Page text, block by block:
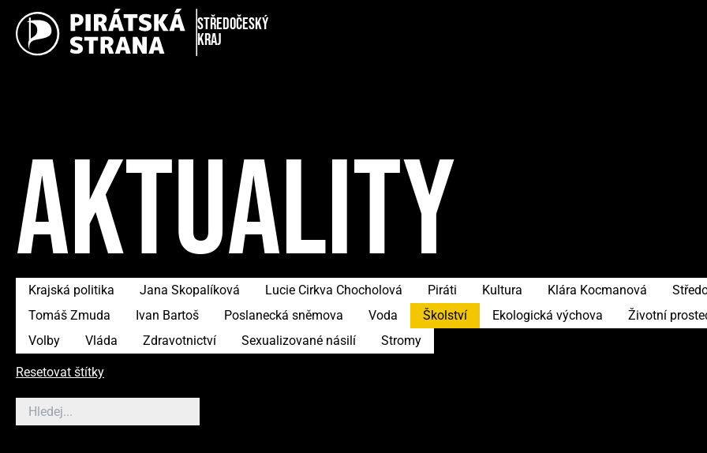
Středočeský
kraj
AKTUALITY
Krajská politika Jana Skopalíková Lucie Cirkva Chocholová Piráti Kultura Klára Kocmanová
Tomáš Zmuda
Ivan Bartoš Poslanecká sněmova Voda Školství Ekologická výchova
Životní
Volby
Vláda Zdravotnictví Sexualizované násilí Stromy
Resetovat štítky